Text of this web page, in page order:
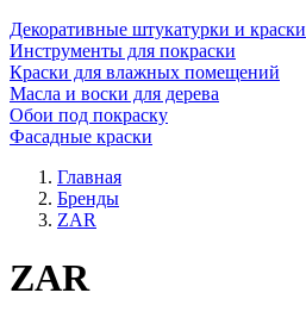
Декоративные штукатурки и краски
Инструменты для покраски
Краски для влажных помещений
Масла и воски для дерева
Обои под покраску
Фасадные краски
Главная
Бренды
ZAR
ZAR